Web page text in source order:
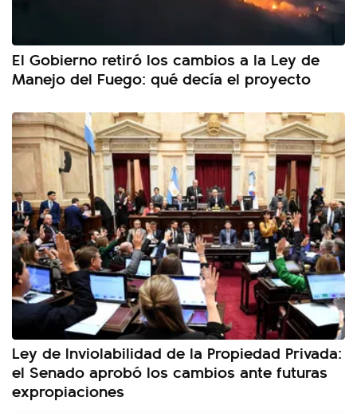
El Gobierno retiró los cambios a la Ley de
Manejo del Fuego: qué decía el proyecto
Ley de Inviolabilidad de la Propiedad Privada:
el Senado aprobó los cambios ante futuras
expropiaciones